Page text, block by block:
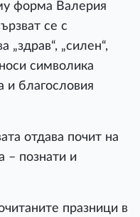
форма Валерия
се с
„здрав“, „силен“,
символика
и благословия
отдава почит на
– познати и
празници в